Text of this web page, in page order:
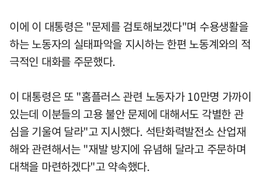
이에 이 대통령은 "문제를 검토해보겠다"며 수용생활을
하는 노동자의 실태파악을 지시하는 한편 노동계와의 적
극적인 대화를 주문했다.
이 대통령은 또 "홈플러스 관련 노동자가 10만명 가까이
있는데 이분들의 고용 불안 문제에 대해서도 각별한 관
심을 기울여 달라"고 지시했다. 석탄화력발전소 산업재
해와 관련해서는 "재발 방지에 유념해 달라고 주문하며
대책을 마련하겠다"고 약속했다.